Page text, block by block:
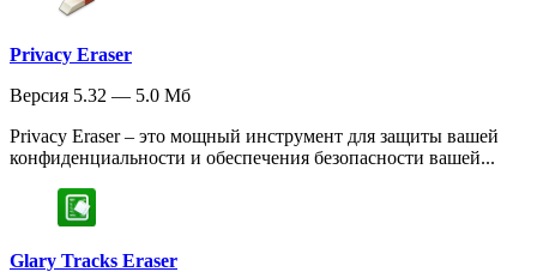
Privacy Eraser
Версия 5.32 — 5.0 Мб
Privacy Eraser – это мощный инструмент для защиты вашей
конфиденциальности и обеспечения безопасности вашей...
Glary Tracks Eraser